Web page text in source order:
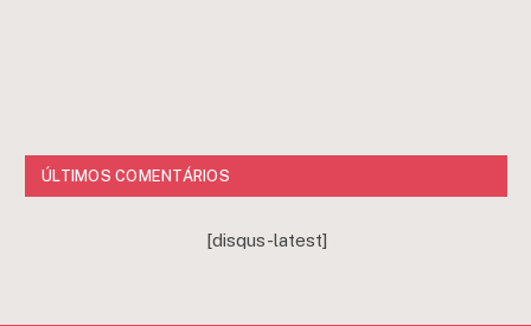
ÚLTIMOS COMENTÁRIOS
[disqus-latest]